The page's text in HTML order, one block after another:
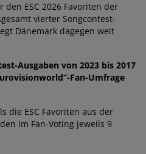
den ESC 2026 Favoriten der
vierter Songcontest-
Dänemark dagegen weit
Ausgaben von 2023 bis 2017
Fan-Umfrage
die ESC Favoriten aus der
im Fan-Voting jeweils 9